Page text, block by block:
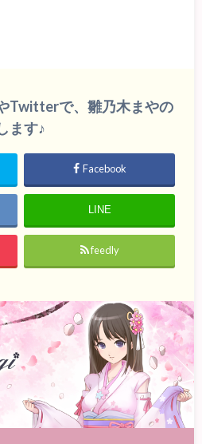
Twitterで、雛乃木まやの
ます♪
Facebook
LINE
feedly